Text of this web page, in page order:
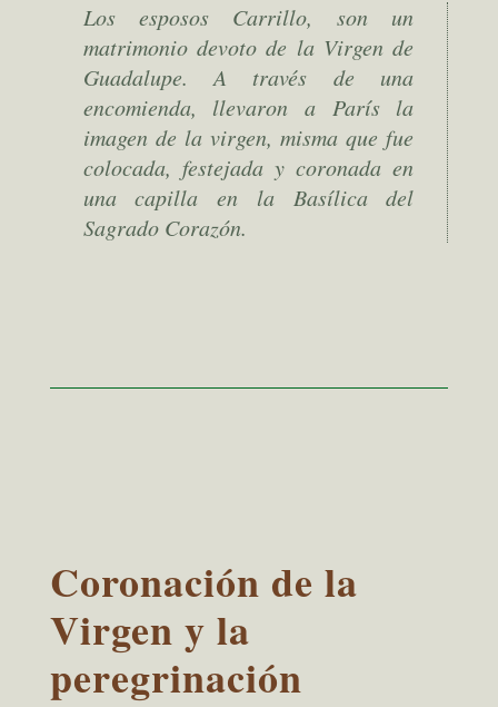
Los esposos Carrillo, son un
matrimonio devoto de la Virgen de
Guadalupe. A través de una
encomienda, llevaron a París la
imagen de la virgen, misma que fue
colocada, festejada y coronada en
una capilla en la Basílica del
Sagrado Corazón.
Coronación de la
Virgen y la
peregrinación